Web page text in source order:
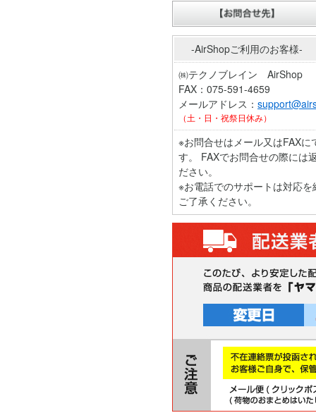
-AirShopご利用のお客様-
㈱テクノブレイン AirShop
FAX：075-591-4659
メールアドレス：
（土・日・祝祭日休み）
※お問合せはメール又はFAXに
す。 FAXでお問合せの際には
ださい。
※お電話でのサポートは対応
ご了承ください。